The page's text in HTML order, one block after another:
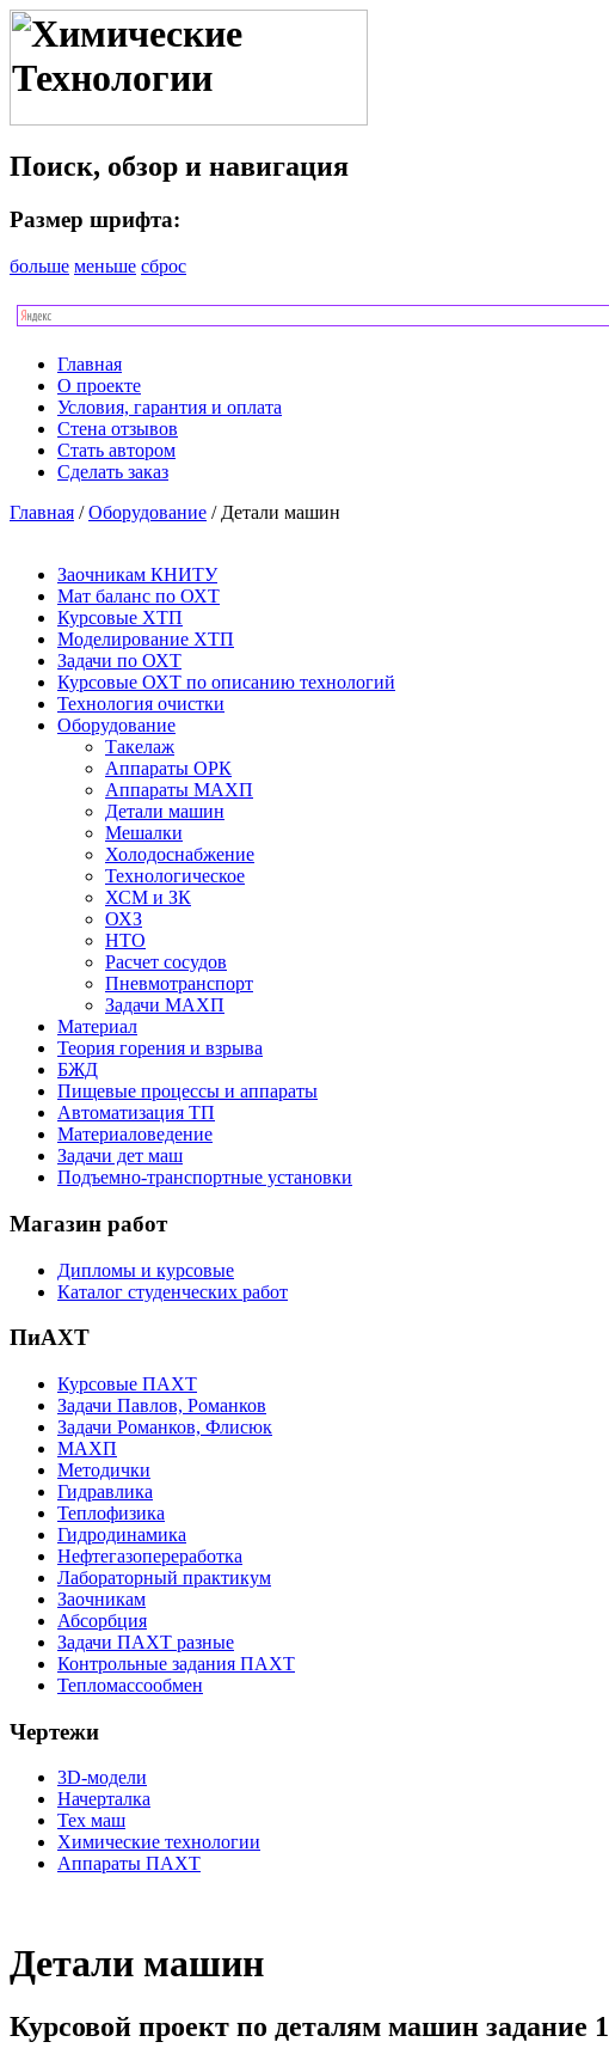
Поиск, обзор и навигация
Размер шрифта:
больше меньше сброс
Главная
О проекте
Условия, гарантия и оплата
Стена отзывов
Стать автором
Сделать заказ
Главная /Оборудование / Детали машин
Заочникам КНИТУ
Мат баланс по ОХТ
Курсовые ХТП
Моделирование ХТП
Задачи по ОХТ
Курсовые ОХТ по описанию технологий
Технология очистки
Оборудование
Такелаж
Аппараты ОРК
Аппараты МАХП
Детали машин
Мешалки
Холодоснабжение
Технологическое
ХСМ и ЗК
ОХЗ
НТО
Расчет сосудов
Пневмотранспорт
Задачи МАХП
Материал
Теория горения и взрыва
БЖД
Пищевые процессы и аппараты
Автоматизация ТП
Материаловедение
Задачи дет маш
Подъемно-транспортные установки
Магазин работ
Дипломы и курсовые
Каталог студенческих работ
ПиАХТ
Курсовые ПАХТ
Задачи Павлов, Романков
Задачи Романков, Флисюк
МАХП
Методички
Гидравлика
Теплофизика
Гидродинамика
Нефтегазопереработка
Лабораторный практикум
Заочникам
Абсорбция
Задачи ПАХТ разные
Контрольные задания ПАХТ
Тепломассообмен
Чертежи
3D-модели
Начерталка
Тех маш
Химические технологии
Аппараты ПАХТ
Детали машин
Курсовой проект по деталям машин задание 1